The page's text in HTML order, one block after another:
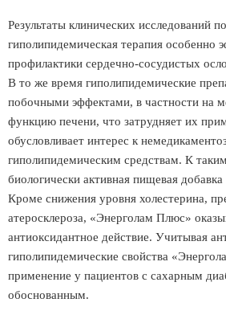
Результаты клинических исследований
гиполипидемическая терапия особенно
профилактики сердечно-сосудистых
В то же время гиполипидемические
побочными эффектами, в частности на
функцию печени, что затрудняет их
обусловливает интерес к
гиполипидемическим средствам. К
биологически активная пищевая
Кроме снижения уровня холестерина,
атеросклероза, «Энерголам Плюс»
антиоксидантное действие. Учитывая
гиполипидемические свойства
применение у пациентов с сахарным
обоснованным.